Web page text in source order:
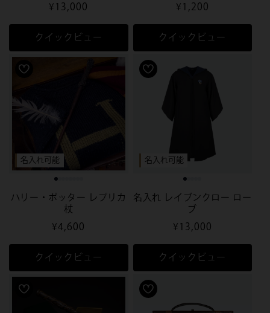
通
常
価
格
¥13,000
クイックビュー
通
常
価
格
¥1,200
クイックビュー
名入れ可能
ハリー・ポッター レプリカ
杖
通
常
価
格
¥4,600
クイックビュー
名入れ可能
名入れ レイブンクロー ロー
ブ
通
常
価
格
¥13,000
クイックビュー